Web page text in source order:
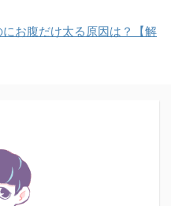
お腹だけ太る原因は？【解